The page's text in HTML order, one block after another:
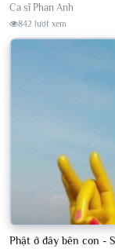
Ca sĩ Phan Anh
842 lượt xem
Phật ở đây bên con -